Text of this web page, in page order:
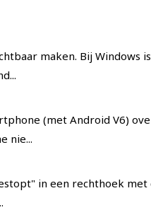
maken. Bij Windows
(met Android V6)
nie...
in een rechthoek met